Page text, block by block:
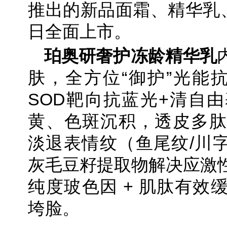
推出的新品面霜、精华
日全面上市。
珀奥研奢护冻龄精华乳
肤，全方位“御护”光能
SOD靶向抗蓝光+清自
黄、色斑沉积，透皮多
淡退表情纹（鱼尾纹/川
灰毛豆籽提取物解决应激
纯度玻色因 + 肌肽有效
垮脸。